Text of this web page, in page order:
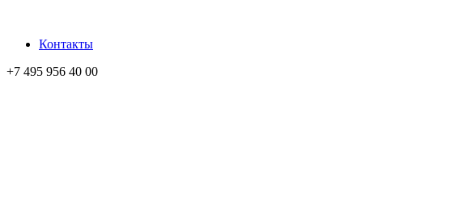
Контакты
+7 495 956 40 00